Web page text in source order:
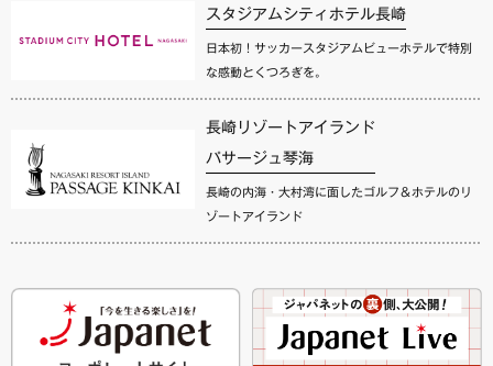
スタジアムシティホテル長崎
日本初！サッカースタジアムビューホテルで特別
な感動とくつろぎを。
長崎リゾートアイランド
パサージュ琴海
長崎の内海・大村湾に面したゴルフ＆ホテルのリ
ゾートアイランド